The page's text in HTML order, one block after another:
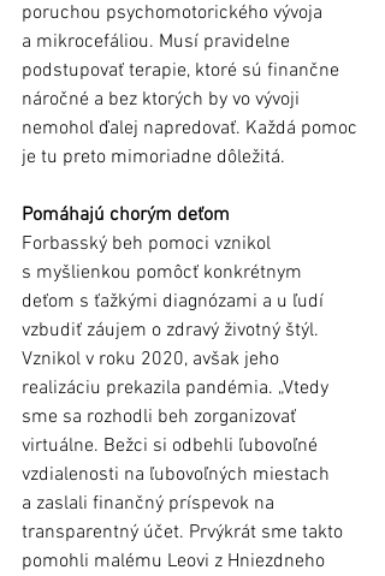
poruchou psychomotorického vývoja
a mikrocefáliou. Musí pravidelne
podstupovať terapie, ktoré sú finančne
náročné a bez ktorých by vo vývoji
nemohol ďalej napredovať. Každá pomoc
je tu preto mimoriadne dôležitá.
Pomáhajú chorým deťom
Forbasský beh pomoci vznikol
s myšlienkou pomôcť konkrétnym
deťom s ťažkými diagnózami a u ľudí
vzbudiť záujem o zdravý životný štýl.
Vznikol v roku 2020, avšak jeho
realizáciu prekazila pandémia. „Vtedy
sme sa rozhodli beh zorganizovať
virtuálne. Bežci si odbehli ľubovoľné
vzdialenosti na ľubovoľných miestach
a zaslali finančný príspevok na
transparentný účet. Prvýkrát sme takto
pomohli malému Leovi z Hniezdneho